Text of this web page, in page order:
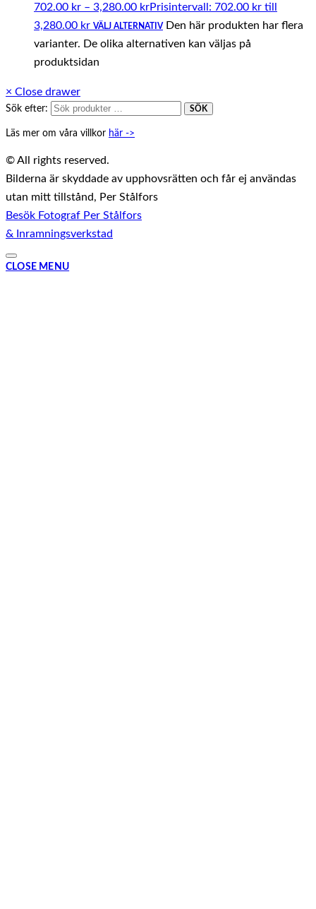
702.00 kr – 3,280.00 krPrisintervall: 702.00 kr till
3,280.00 kr VÄLJ ALTERNATIV Den här produkten har flera
varianter. De olika alternativen kan väljas på
produktsidan
× Close drawer
Sök efter: SÖK
Läs mer om våra villkor här ->
© All rights reserved.
Bilderna är skyddade av upphovsrätten och får ej användas
utan mitt tillstånd, Per Stålfors
Besök Fotograf Per Stålfors
& Inramningsverkstad
CLOSE MENU